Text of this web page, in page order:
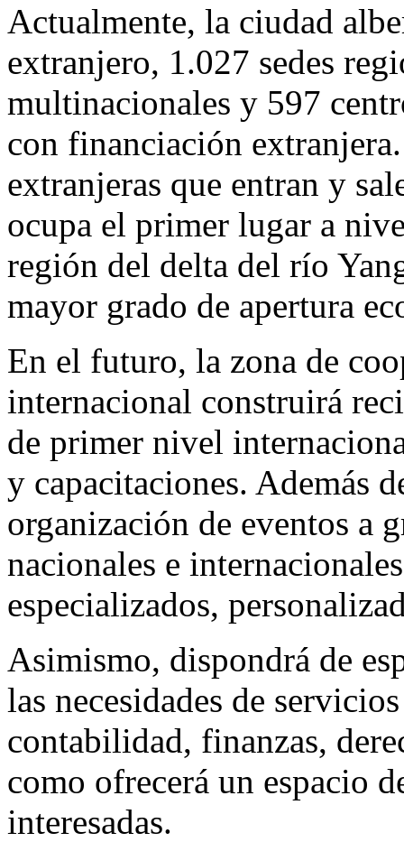
Actualmente, la ciudad
extranjero, 1.027 sedes
multinacionales y 597
con financiación
extranjeras que entran y
ocupa el primer lugar a
región del delta del río
mayor grado de apertura
En el futuro, la zona de
internacional construirá
de primer nivel
y capacitaciones. Además
organización de eventos a
nacionales e
especializados,
Asimismo, dispondrá de
las necesidades de
contabilidad, finanzas,
como ofrecerá un espacio
interesadas.